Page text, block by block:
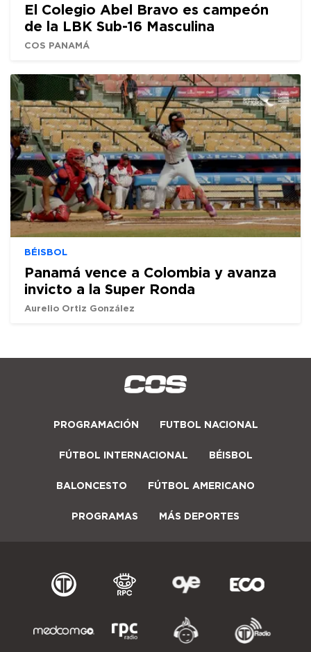
El Colegio Abel Bravo es campeón
de la LBK Sub-16 Masculina
COS PANAMÁ
BÉISBOL
Panamá vence a Colombia y avanza
invicto a la Super Ronda
Aurelio Ortiz González
PROGRAMACIÓN FUTBOL NACIONAL
FÚTBOL INTERNACIONAL BÉISBOL
BALONCESTO FÚTBOL AMERICANO
PROGRAMAS MÁS DEPORTES